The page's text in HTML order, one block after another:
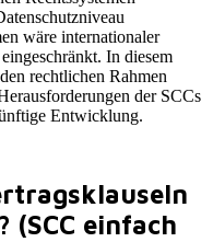
wäre internationaler
In diesem
rechtlichen Rahmen
der SCCs
Entwicklung.
(SCC einfach